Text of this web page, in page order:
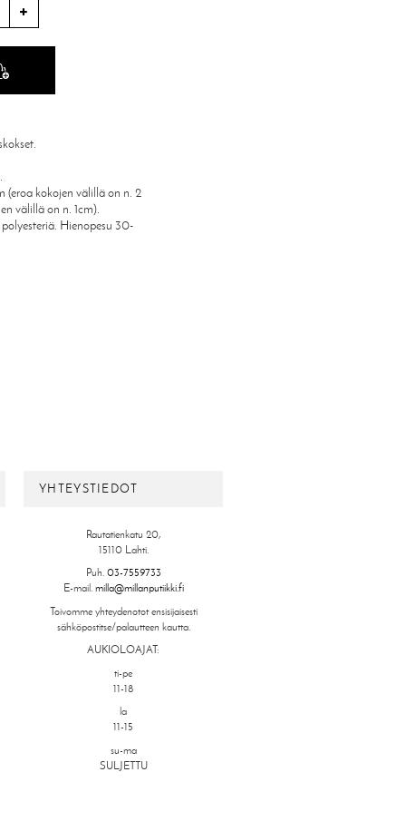
(eroa kokojen välillä on n. 2
välillä on n. 1cm).
Hienopesu 30-
YHTEYSTIEDOT
Rautatienkatu 20,
15110 Lahti.
Puh. 03-7559733
E-mail. milla@millanputiikki.fi
Toivomme yhteydenotot ensisijaisesti
sähköpostitse/palautteen kautta.
AUKIOLOAJAT:
ti-pe
11-18
la
11-15
su-ma
SULJETTU